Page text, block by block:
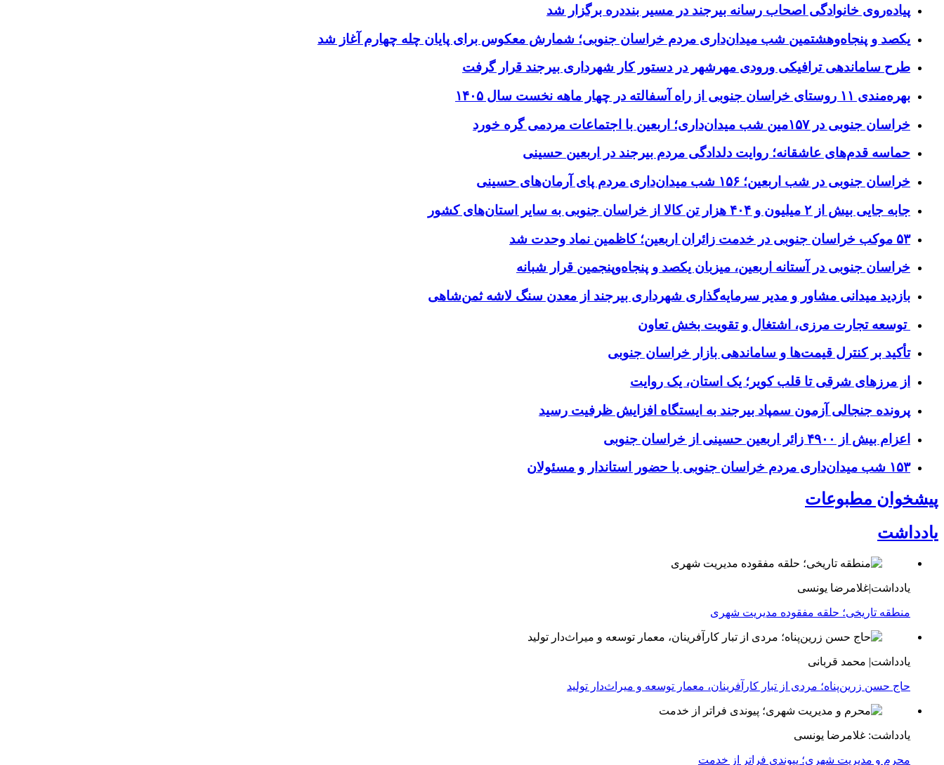
پیاده‌روی خانوادگی اصحاب رسانه بیرجند در مسیر بنددره برگزار شد
یکصد و پنجاه‌وهشتمین شب میدان‌داری مردم خراسان جنوبی؛ شمارش معکوس برای پایان چله چهارم آغاز شد
طرح ساماندهی ترافیکی ورودی مهرشهر در دستور کار شهرداری بیرجند قرار گرفت
بهره‌مندی ۱۱ روستای خراسان جنوبی از راه آسفالته در چهار ماهه نخست سال ۱۴۰۵
خراسان جنوبی در ۱۵۷مین شب میدان‌داری؛ اربعین با اجتماعات مردمی گره خورد
حماسه قدم‌های عاشقانه؛ روایت دلدادگی مردم بیرجند در اربعین حسینی
خراسان جنوبی در شب اربعین؛ ۱۵۶ شب میدان‌داری مردم پای آرمان‌های حسینی
جابه جایی بیش از ۲ میلیون و ۴۰۴ هزار تن کالا از خراسان جنوبی به سایر استان‌های کشور
۵۳ موکب خراسان جنوبی در خدمت زائران اربعین؛ کاظمین نماد وحدت شد
خراسان جنوبی در آستانه اربعین، میزبان یکصد و پنجاه‌وپنجمین قرار شبانه
بازدید میدانی مشاور و مدیر سرمایه‌گذاری شهرداری بیرجند از معدن سنگ لاشه ثمن‌شاهی
توسعه تجارت مرزی، اشتغال و تقویت بخش تعاون
تأکید بر کنترل قیمت‌ها و ساماندهی بازار خراسان جنوبی
از مرزهای شرقی تا قلب کویر؛ یک استان، یک روایت
پرونده جنجالی آزمون سمپاد بیرجند به ایستگاه افزایش ظرفیت رسید
اعزام بیش از ۴۹۰۰ زائر اربعین حسینی از خراسان جنوبی
۱۵۳ شب میدان‌داری مردم خراسان جنوبی با حضور استاندار و مسئولان
پیشخوان مطبوعات
یادداشت
یادداشت|غلامرضا یونسی
منطقه تاریخی؛ حلقه مفقوده مدیریت شهری
یادداشت| محمد قربانی
حاج حسن زرین‌پناه؛ مردی از تبار کارآفرینان، معمار توسعه و میراث‌دار تولید
یادداشت: غلامرضا یونسی
محرم و مدیریت شهری؛ پیوندی فراتر از خدمت